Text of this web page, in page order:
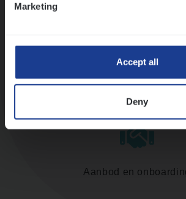
Marketing
Accept all
Deny
Diepte-interview met
Aanbod en